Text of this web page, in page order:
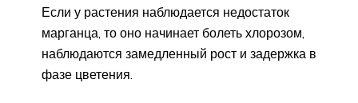
Если у растения наблюдается недостаток
марганца, то оно начинает болеть хлорозом,
наблюдаются замедленный рост и задержка в
фазе цветения.